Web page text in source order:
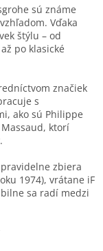
sú známe
Vďaka
štýlu – od
po klasické
značiek
s
ako sú Philippe
ktorí
zbiera
1974), vrátane iF
sa radí medzi